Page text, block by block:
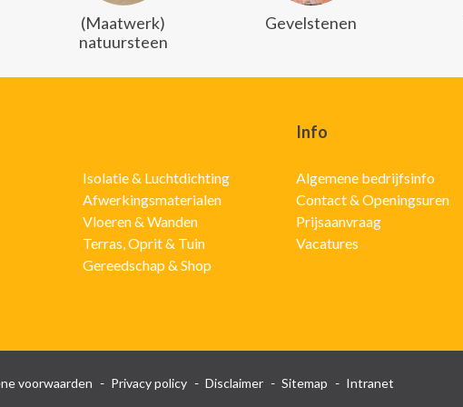
(Maatwerk)
natuursteen
Gevelstenen
Isolatie & Luchtdichting
Afwerkingsmaterialen
Vloeren & Wanden
Terras, Oprit & Tuin
Gereedschap & Shop
Info
Algemene bedrijfsinfo
Contact & Openingsuren
Prijsaanvraag
Vacatures
voorwaarden Privacy policy Disclaimer Sitemap Intranet